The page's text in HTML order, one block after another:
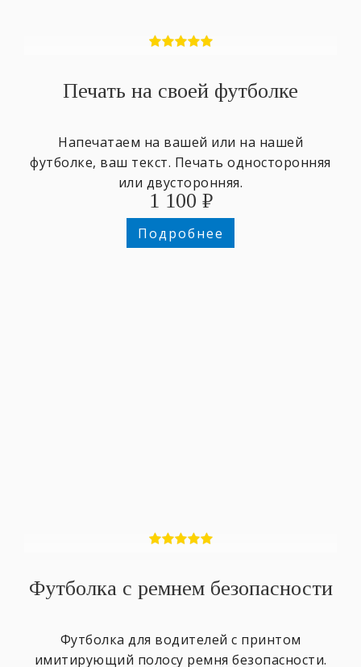
Печать на своей футболке
Напечатаем на вашей или на нашей
футболке, ваш текст. Печать односторонняя
или двусторонняя.
1 100 ₽
Подробнее
Футболка с ремнем безопасности
Футболка для водителей с принтом
имитирующий полосу ремня безопасности.